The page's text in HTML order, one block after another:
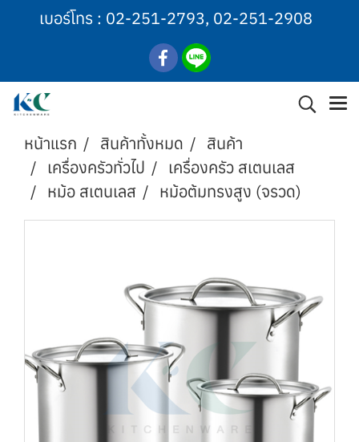
เบอร์โทร : 02-251-2793, 02-251-2908
หน้าแรก สินค้าทั้งหมด
สินค้า
เครื่องครัวทั่วไป
เครื่องครัว สเตนเลส
หม้อ สเตนเลส
หม้อต้มทรงสูง (จรวด)